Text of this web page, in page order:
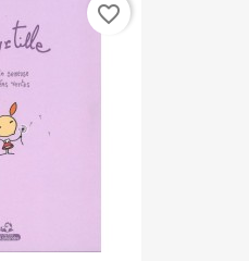
favorite_border